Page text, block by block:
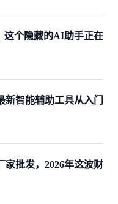
这个隐藏的AI助手正在
智能辅助工具从入门
批发，2026年这波财